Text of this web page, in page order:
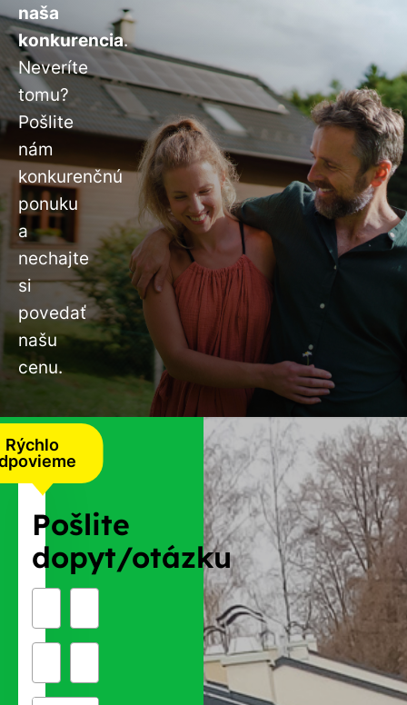
naša
konkurencia.
Neveríte
tomu?
Pošlite
nám
konkurenčnú
ponuku
a
nechajte
si
povedať
našu
cenu.
Rýchlo
Pošlite
dopyt/otázku